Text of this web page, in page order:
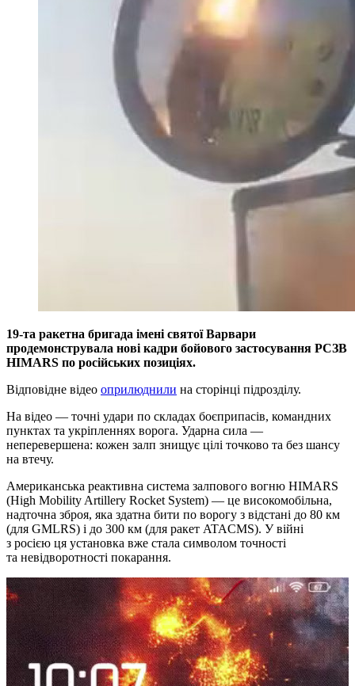
19-та ракетна бригада імені святої Варвари
продемонструвала нові кадри бойового застосування РСЗВ
HIMARS по російських позиціях.
Відповідне відео оприлюднили на сторінці підрозділу.
На відео — точні удари по складах боєприпасів, командних
пунктах та укріпленнях ворога. Ударна сила —
неперевершена: кожен залп знищує цілі точково та без шансу
на втечу.
Американська реактивна система залпового вогню HIMARS
(High Mobility Artillery Rocket System) — це високомобільна,
надточна зброя, яка здатна бити по ворогу з відстані до 80 км
(для GMLRS) і до 300 км (для ракет ATACMS). У війні
з росією ця установка вже стала символом точності
та невідворотності покарання.